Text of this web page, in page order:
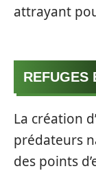
attrayant
REFUGES
La création
prédateurs
des points